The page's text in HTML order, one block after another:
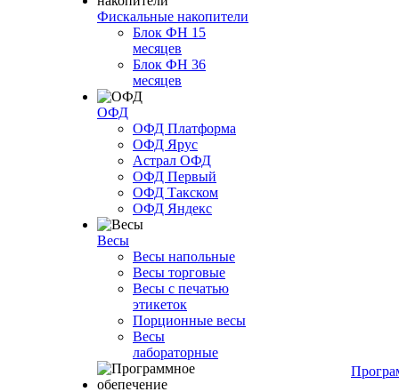
Фискальные накопители
Блок ФН 15
месяцев
Блок ФН 36
месяцев
ОФД
ОФД Платформа
ОФД Ярус
Астрал ОФД
ОФД Первый
ОФД Такском
ОФД Яндекс
Весы
Весы напольные
Весы торговые
Весы с печатью
этикеток
Порционные весы
Весы
лабораторные